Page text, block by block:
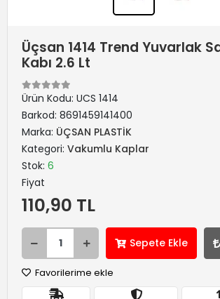
Üçsan 1414 Trend Yuvarlak
Kabı 2.6 Lt
Ürün Kodu: UCS 1414
Barkod: 8691459141400
Marka: ÜÇSAN PLASTİK
Kategori: Vakumlu Kaplar
Stok: 6
Fiyat
110,90 TL
Sepete Ekle
Favorilerime ekle